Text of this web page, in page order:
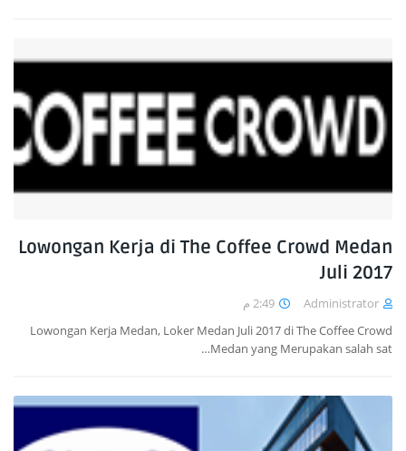
Lowongan Kerja di The Coffee Crowd Medan
Juli 2017
Administrator
2:49 م
Lowongan Kerja Medan, Loker Medan Juli 2017 di The Coffee Crowd
Medan yang Merupakan salah sat…